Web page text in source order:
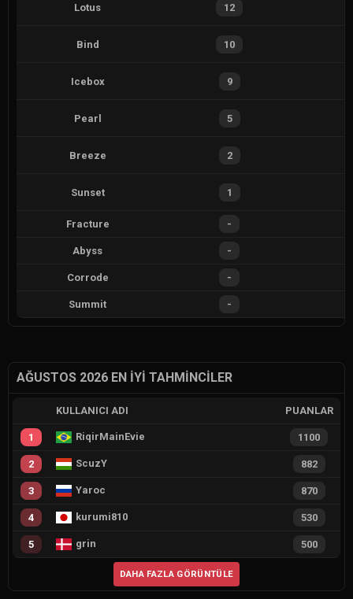
Lotus 12
Bind 10
Icebox 9
Pearl 5
Breeze 2
Sunset 1
Fracture -
Abyss -
Corrode -
Summit -
AĞUSTOS 2026 EN İYI TAHMINCILER
KULLANICI ADI PUANLAR
1 RiqirMainEvie 1100
2 ScuzY 882
3 Yaroc 870
4 kurumi810 530
5 grin 500
DAHA FAZLA GÖRÜNTÜLE